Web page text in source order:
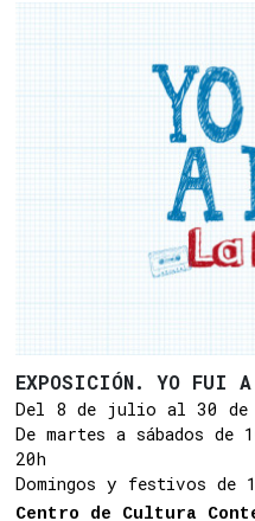
EXPOSICIÓN. YO FUI
Del 8 de julio al 30 de
De martes a sábados
20h
Domingos y festivos de
Centro de Cultura